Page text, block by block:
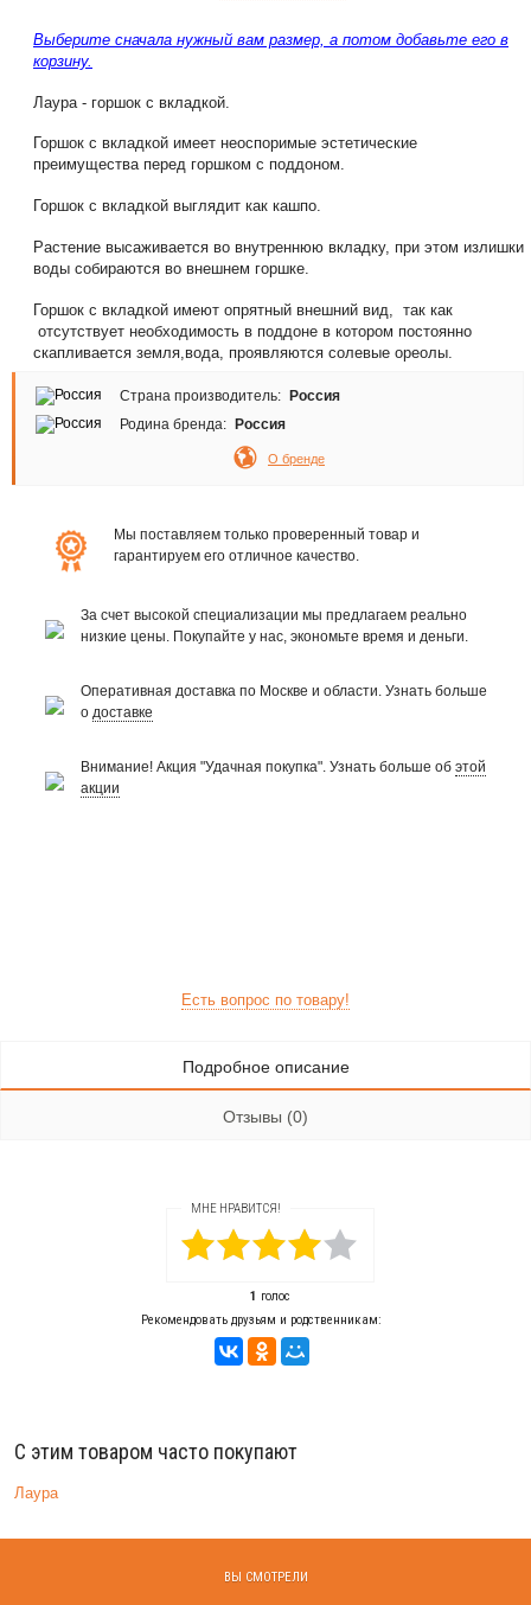
Выберите сначала нужный вам размер, а потом добавьте его в
корзину.
Лаура - горшок с вкладкой.
Горшок с вкладкой имеет неоспоримые эстетические
преимущества перед горшком с поддоном.
Горшок с вкладкой выглядит как кашпо.
Растение высаживается во внутреннюю вкладку, при этом излишки
воды собираются во внешнем горшке.
Горшок с вкладкой имеют опрятный внешний вид, так как
отсутствует необходимость в поддоне в котором постоянно
скапливается земля,вода, проявляются солевые ореолы.
Страна производитель:
Россия
Родина бренда:
Россия
О бренде
Мы поставляем только проверенный товар и
гарантируем его отличное качество.
За счет высокой специализации мы предлагаем реально
низкие цены. Покупайте у нас, экономьте время и деньги.
Оперативная доставка по Москве и области. Узнать больше
о доставке
Внимание! Акция "Удачная покупка". Узнать больше об этой
акции
Есть вопрос по товару!
Подробное описание
Отзывы (0)
МНЕ НРАВИТСЯ!
1 голос
Рекомендовать друзьям и родственникам:
С этим товаром часто покупают
Лаура
ВЫ СМОТРЕЛИ